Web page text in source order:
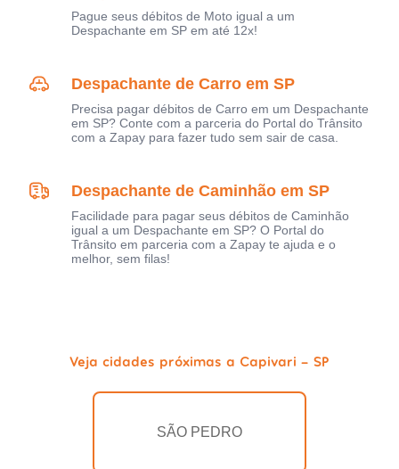
Pague seus débitos de Moto igual a um
Despachante em SP em até 12x!
Despachante de Carro em SP
Precisa pagar débitos de Carro em um Despachante
em SP? Conte com a parceria do Portal do Trânsito
com a Zapay para fazer tudo sem sair de casa.
Despachante de Caminhão em SP
Facilidade para pagar seus débitos de Caminhão
igual a um Despachante em SP? O Portal do
Trânsito em parceria com a Zapay te ajuda e o
melhor, sem filas!
Veja cidades próximas a Capivari - SP
SÃO PEDRO